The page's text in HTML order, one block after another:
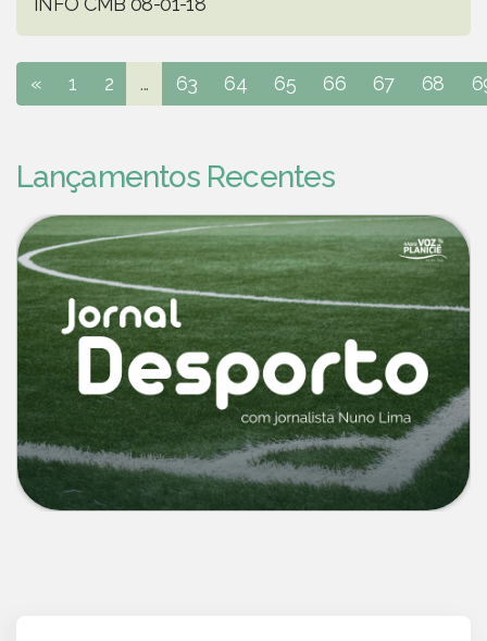
« 1 2 ... 63 64 65 66 67 68
Lançamentos Recentes